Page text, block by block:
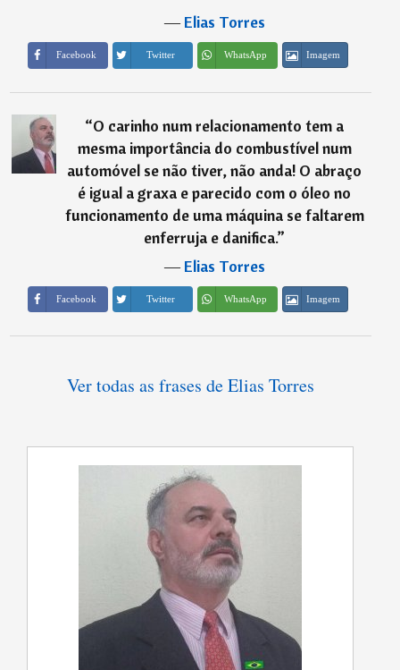
―Elias Torres
Facebook Twitter WhatsApp Imagem
“O carinho num relacionamento tem a
mesma importância do combustível num
automóvel se não tiver, não anda! O abraço
é igual a graxa e parecido com o óleo no
funcionamento de uma máquina se faltarem
enferruja e danifica.”
―Elias Torres
Facebook Twitter WhatsApp Imagem
Ver todas as frases de Elias Torres